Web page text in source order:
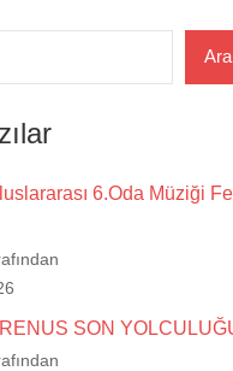
Ara
6.Oda Müziği
SON